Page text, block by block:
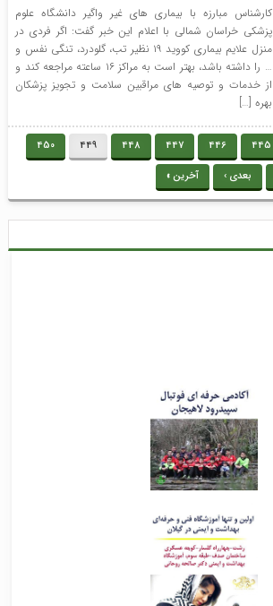
کارشناس مبارزه با بیماری های غیر واگیر دانشگاه علوم
پزشکی خراسان شمالی با اعلام این خبر گفت: اگر فردی در
منزل علایم بیماری کووید ۱۹ نظیر تب، گلودرد، تنگی نفس و
… را داشته باشد، بهتر است به مراکز ۱۶ ساعته مراجعه کند و
از خدمات و توصیه های مراقبین سلامت و تجویز پزشکان
بهره […]
445
446
447
448
449
450
بعدی › آخرین »